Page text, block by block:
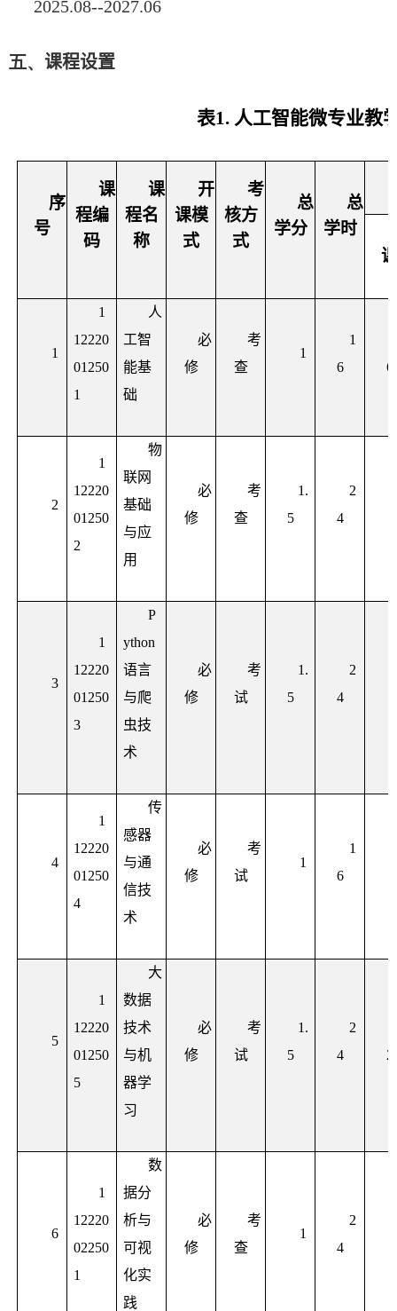
2025.08--2027.06
五、 课程设置
表1. 人工智能微专业教
序
号
课
程编
码
课
程名
称
开
课模
式
考
核方
式
总
学分
总
学时
课
1
1
12220
01250
1
人
工智
能基
础
必
修
考
查
1
1
6
6
2
1
12220
01250
2
物
联网
基础
与应
用
必
修
考
查
1.
5
2
4
3
1
12220
01250
3
P
ython
语言
与爬
虫技
术
必
修
考
试
1.
5
2
4
4
1
12220
01250
4
传
感器
与通
信技
术
必
修
考
试
1
1
6
5
1
12220
01250
5
大
数据
技术
与机
器学
习
必
修
考
试
1.
5
2
4
2
6
1
12220
02250
1
数
据分
析与
可视
化实
践
必
修
考
查
1
2
4